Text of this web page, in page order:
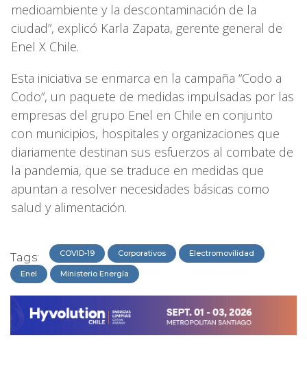
medioambiente y la descontaminación de la
ciudad”, explicó Karla Zapata, gerente general de
Enel X Chile.
Esta iniciativa se enmarca en la campaña “Codo a
Codo”, un paquete de medidas impulsadas por las
empresas del grupo Enel en Chile en conjunto
con municipios, hospitales y organizaciones que
diariamente destinan sus esfuerzos al combate de
la pandemia, que se traduce en medidas que
apuntan a resolver necesidades básicas como
salud y alimentación.
Tags: COVID-19 Corporativos Electromovilidad
Enel Ministerio Energía